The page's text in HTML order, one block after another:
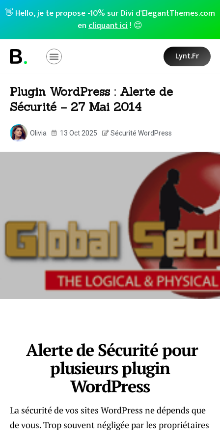
👋 Hello, je te propose -10% sur Divi d'ElegantThemes.com
encliquant ici! 😊
Lynt.fr
Plugin WordPress : Alerte de
Sécurité – 27 Mai 2014
Olivia 13 Oct 2025 Sécurité WordPress
Alerte de Sécurité pour
plusieurs plugin
WordPress
La sécurité de vos sites WordPress ne dépends que
de vous. Trop souvent négligée par les propriétaires